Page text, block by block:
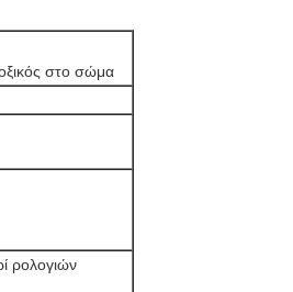
στο σώμα
ρολογιών